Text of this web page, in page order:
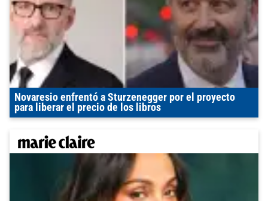
Novaresio enfrentó a Sturzenegger por el proyecto
para liberar el precio de los libros